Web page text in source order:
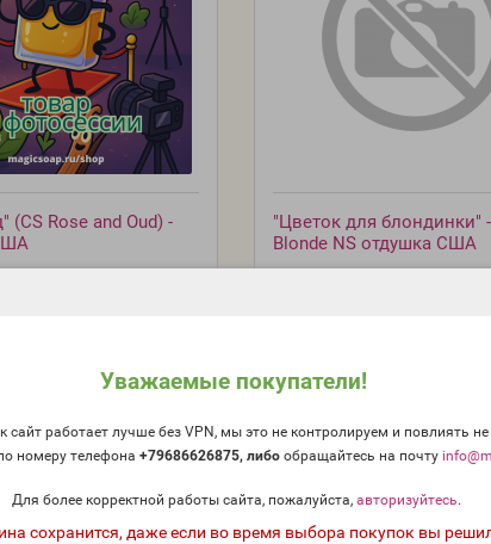
Уважаемые покупатели!
сайт работает лучше без VPN, мы это не контролируем и повлиять
номеру телефона +79686626875, либо обращайтесь на почту
Для более корректной работы сайта, пожалуйста, авторизуйтесь.
сохранится, даже если во время выбора покупок вы
(CS Rose and Oud) -
50 г 738 руб.
10 г 218 руб.
163 руб.
"Цветок для блондинки"
Blonde NS отдушка США
25 г 574 руб. 10 г 268 руб.